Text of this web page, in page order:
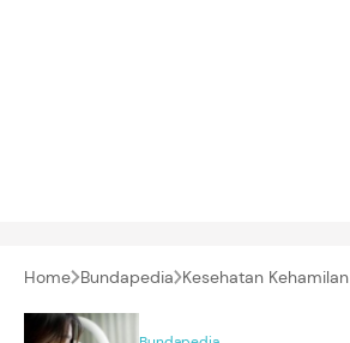
Home Bundapedia Kesehatan Kehamilan